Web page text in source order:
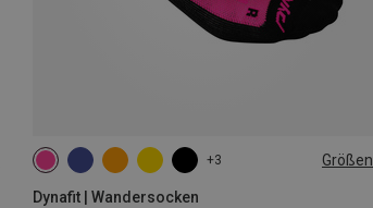
+3 Größen
Dynafit | Wandersocken
35|36|37|38 39|40|41|42